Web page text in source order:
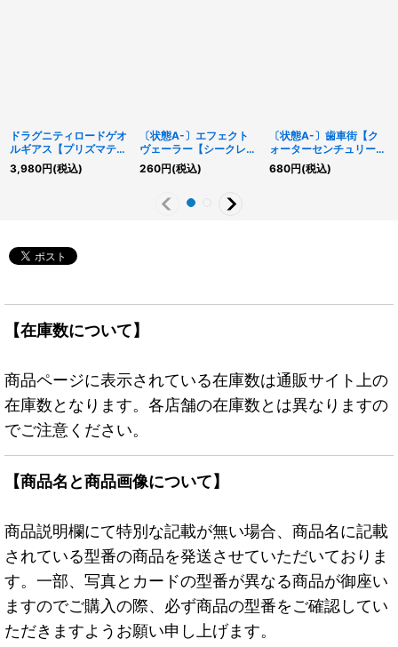
ドラグニティロードゲオ
ルギアス【プリズマティ
ックシークレット】
{TW03-JP021}《リン
3,980円(税込)
〔状態A-〕エフェクト
ヴェーラー【シークレッ
ト】{RC04-JP003}
《モンスター》
260円(税込)
〔状態A-〕歯車街【ク
ォーターセンチュリーシ
ークレット】{QCCU-
JP121}《魔法》
680円(税込)
【在庫数について】
商品ページに表示されている在庫数は通販サイト上の
在庫数となります。各店舗の在庫数とは異なりますの
でご注意ください。
【商品名と商品画像について】
商品説明欄にて特別な記載が無い場合、商品名に記載
されている型番の商品を発送させていただいておりま
す。一部、写真とカードの型番が異なる商品が御座い
ますのでご購入の際、必ず商品の型番をご確認してい
ただきますようお願い申し上げます。